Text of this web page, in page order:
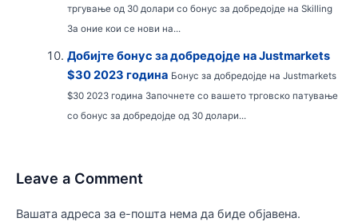
тргување од 30 долари со бонус за добредојде на Skilling
За оние кои се нови на...
Добијте бонус за добредојде на Justmarkets
$30 2023 година Бонус за добредојде на Justmarkets
$30 2023 година Започнете со вашето трговско патување
со бонус за добредојде од 30 долари...
Leave a Comment
Вашата адреса за е-пошта нема да биде објавена.